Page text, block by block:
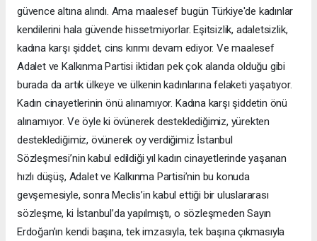
güvence altına alındı. Ama maalesef bugün Türkiye'de kadınlar
kendilerini hala güvende hissetmiyorlar. Eşitsizlik, adaletsizlik,
kadına karşı şiddet, cins kırımı devam ediyor. Ve maalesef
Adalet ve Kalkınma Partisi iktidarı pek çok alanda olduğu gibi
burada da artık ülkeye ve ülkenin kadınlarına felaketi yaşatıyor.
Kadın cinayetlerinin önü alınamıyor. Kadına karşı şiddetin önü
alınamıyor. Ve öyle ki övünerek desteklediğimiz, yürekten
desteklediğimiz, övünerek oy verdiğimiz İstanbul
Sözleşmesi’nin kabul edildiği yıl kadın cinayetlerinde yaşanan
hızlı düşüş, Adalet ve Kalkınma Partisi’nin bu konuda
gevşemesiyle, sonra Meclis’in kabul ettiği bir uluslararası
sözleşme, ki İstanbul’da yapılmıştı, o sözleşmeden Sayın
Erdoğan’ın kendi başına, tek imzasıyla, tek başına çıkmasıyla